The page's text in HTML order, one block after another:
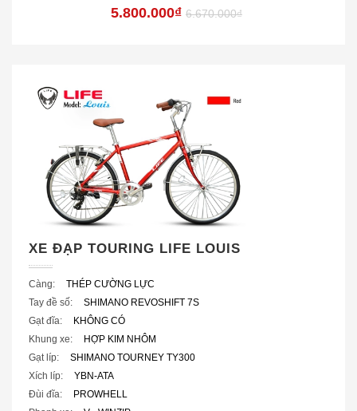
5.800.000₫ 6.670.000₫
XE ĐẠP TOURING LIFE LOUIS
Càng:
THÉP CƯỜNG LỰC
Tay đề số:
SHIMANO REVOSHIFT 7S
Gạt đĩa:
KHÔNG CÓ
Khung xe:
HỢP KIM NHÔM
Gạt líp:
SHIMANO TOURNEY TY300
Xích líp:
YBN-ATA
Đùi đĩa:
PROWHELL